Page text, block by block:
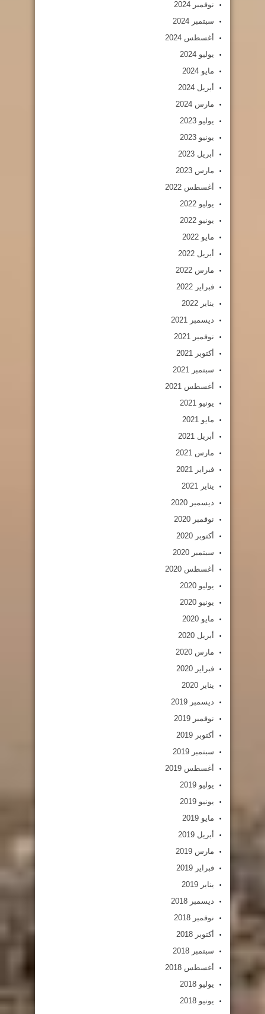
نوفمبر 2024
سبتمبر 2024
أغسطس 2024
يوليو 2024
مايو 2024
أبريل 2024
مارس 2024
يوليو 2023
يونيو 2023
أبريل 2023
مارس 2023
أغسطس 2022
يوليو 2022
يونيو 2022
مايو 2022
أبريل 2022
مارس 2022
فبراير 2022
يناير 2022
ديسمبر 2021
نوفمبر 2021
أكتوبر 2021
سبتمبر 2021
أغسطس 2021
يونيو 2021
مايو 2021
أبريل 2021
مارس 2021
فبراير 2021
يناير 2021
ديسمبر 2020
نوفمبر 2020
أكتوبر 2020
سبتمبر 2020
أغسطس 2020
يوليو 2020
يونيو 2020
مايو 2020
أبريل 2020
مارس 2020
فبراير 2020
يناير 2020
ديسمبر 2019
نوفمبر 2019
أكتوبر 2019
سبتمبر 2019
أغسطس 2019
يوليو 2019
يونيو 2019
مايو 2019
أبريل 2019
مارس 2019
فبراير 2019
يناير 2019
ديسمبر 2018
نوفمبر 2018
أكتوبر 2018
سبتمبر 2018
أغسطس 2018
يوليو 2018
يونيو 2018